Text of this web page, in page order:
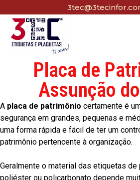
Placa de
Assunção
A placa de patrimônio certamente é
segurança em grandes, pequenas e
uma forma rápida e fácil de ter um
patrimônio pertencente à organização.
Geralmente o material das etiquetas
poliéster ou policarbonato depende